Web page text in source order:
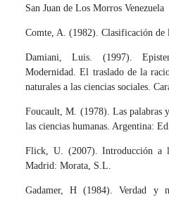
San Juan de Los Morros Venezuela
Comte, A. (1982). Clasificación de
Damiani, Luis. (1997).
Modernidad. El traslado de la
naturales a las ciencias sociales.
Foucault, M. (1978). Las palabras
las ciencias humanas. Argentina:
Flick, U. (2007). Introducción a
Madrid: Morata, S.L.
Gadamer, H (1984). Verdad y